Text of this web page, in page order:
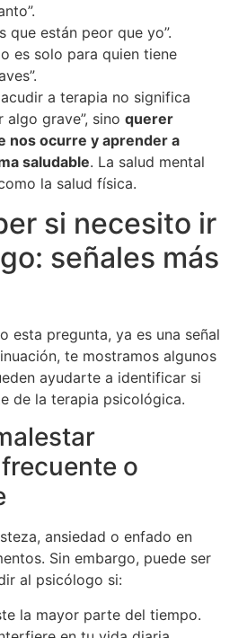
que están peor que yo”.
es solo para quien tiene
a terapia no significa
algo grave”, sino querer
nos ocurre y aprender a
saludable. La salud mental
la salud física.
si necesito ir
señales más
esta pregunta, ya es una señal
te mostramos algunos
ayudarte a identificar si
de la terapia psicológica.
o
ansiedad o enfado en
Sin embargo, puede ser
al psicólogo si:
la mayor parte del tiempo.